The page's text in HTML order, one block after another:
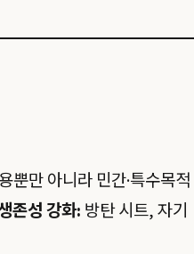
뿐만 아니라 민간·특수목적
존성 강화: 방탄 시트, 자기